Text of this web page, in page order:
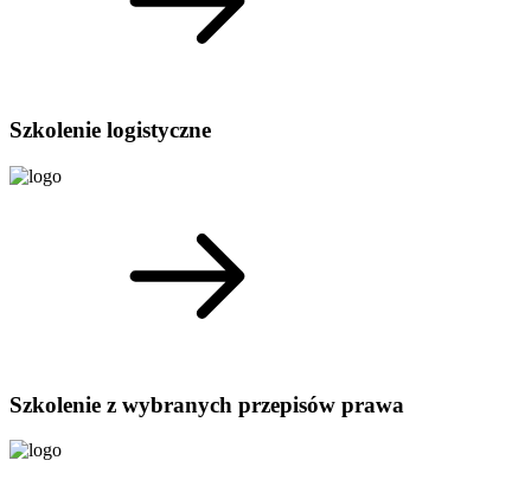
Szkolenie logistyczne
Szkolenie z wybranych przepisów prawa